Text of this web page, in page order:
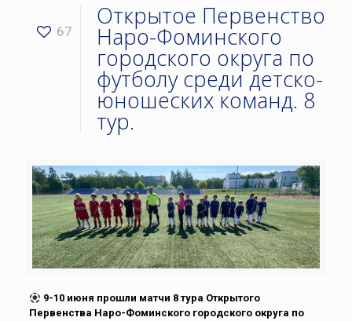
67
Открытое Первенство
Наро-Фоминского
городского округа по
футболу среди детско-
юношеских команд. 8
тур.
9-10 июня прошли матчи 8 тура Открытого
Первенства Наро-Фоминского городского округа по